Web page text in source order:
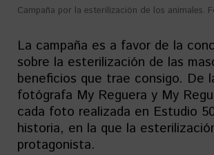
Campaña por la esterilización de los animales.
La campaña es a favor de la
sobre la esterilización de las
beneficios que trae consigo. De
fotógrafa My Reguera y My
cada foto realizada en Estudio
historia, en la que la
protagonista.